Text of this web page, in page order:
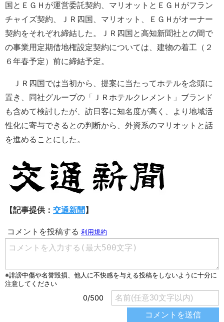
国とＥＧＨが運営委託契約、マリオットとＥＧＨがフラン
チャイズ契約、ＪＲ四国、マリオット、ＥＧＨがオーナー
契約をそれぞれ締結した。ＪＲ四国と高知新聞社との間で
の事業用定期借地権設定契約については、建物の着工（２
６年春予定）前に締結予定。
ＪＲ四国では当初から、提案に当たってホテルを念頭に
置き、同社グループの「ＪＲホテルクレメント」ブランド
も含めて検討したが、訪日客に知名度が高く、より地域活
性化に寄与できるとの判断から、外資系のマリオットと話
を進めることにした。
【記事提供： 交通新聞 】